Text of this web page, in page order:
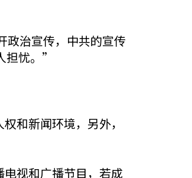
政治宣传，中共的宣传
担忧。”
和新闻环境，另外，
视和广播节目，若成